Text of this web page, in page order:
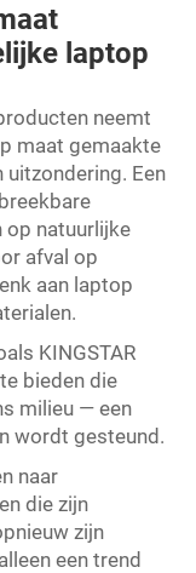
laptop
neemt
maat gemaakte
Een
op natuurlijke
afval op
aan laptop
KINGSTAR
bieden die
milieu — een
wordt gesteund.
naar
die zijn
zijn
een trend